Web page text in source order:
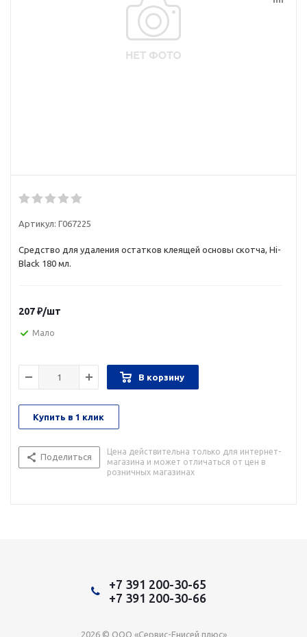
Артикул: Г067225
Средство для удаления остатков клеящей основы скотча, Hi-
Black 180 мл.
207₽/шт
Мало
В корзину
Купить в 1 клик
Поделиться
Цена действительна только для интернет-
магазина и может отличаться от цен в
розничных магазинах
+7 391 200-30-65
+7 391 200-30-66
2026 © ООО «Сервис-Енисей плюс»